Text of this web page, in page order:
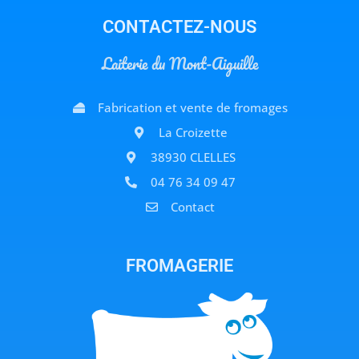
CONTACTEZ-NOUS
Laiterie du Mont-Aiguille
Fabrication et vente de fromages
La Croizette
38930 CLELLES
04 76 34 09 47
Contact
FROMAGERIE